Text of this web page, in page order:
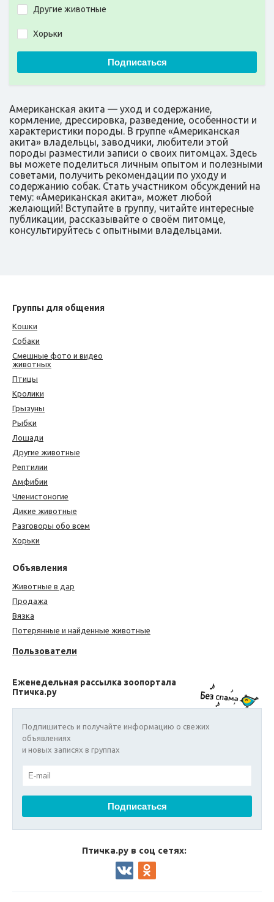
Другие животные
Хорьки
Подписаться
Американская акита — уход и содержание,
кормление, дрессировка, разведение, особенности и
характеристики породы. В группе «Американская
акита» владельцы, заводчики, любители этой
породы разместили записи о своих питомцах. Здесь
вы можете поделиться личным опытом и полезными
советами, получить рекомендации по уходу и
содержанию собак. Стать участником обсуждений на
тему: «Американская акита», может любой
желающий! Вступайте в группу, читайте интересные
публикации, рассказывайте о своём питомце,
консультируйтесь с опытными владельцами.
Группы для общения
Кошки
Собаки
Смешные фото и видео
животных
Птицы
Кролики
Грызуны
Рыбки
Лошади
Другие животные
Рептилии
Амфибии
Членистоногие
Дикие животные
Разговоры обо всем
Хорьки
Объявления
Животные в дар
Продажа
Вязка
Потерянные и найденные животные
Пользователи
Еженедельная рассылка зоопортала
Птичка.ру
Подпишитесь и получайте информацию о свежих
объявлениях
и новых записях в группах
Птичка.ру в соц сетях: